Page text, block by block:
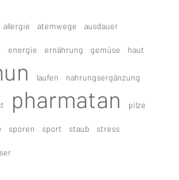
allergie atemwege ausdauer
energie ernährung gemüse haut
laufen nahrungsergänzung
pharmatan pilze
sporen sport staub stress